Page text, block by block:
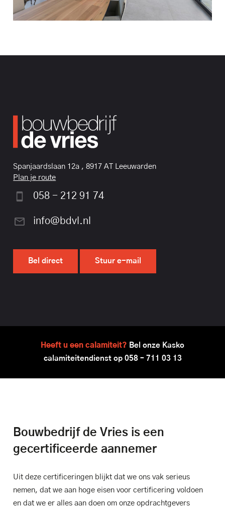
Spanjaardslaan 12a , 8917 AT Leeuwarden
Plan je route
058 - 212 91 74
info@bdvl.nl
Bel direct Stuur e-mail
Heeft u een calamiteit? Bel onze Kasko
calamiteitendienst op 058 – 711 03 13
Bouwbedrijf de Vries is een
gecertificeerde aannemer
Uit deze certificeringen blijkt dat we ons vak serieus
nemen, dat we aan hoge eisen voor certificering voldoen
en dat we er alles aan doen om onze opdrachtgevers